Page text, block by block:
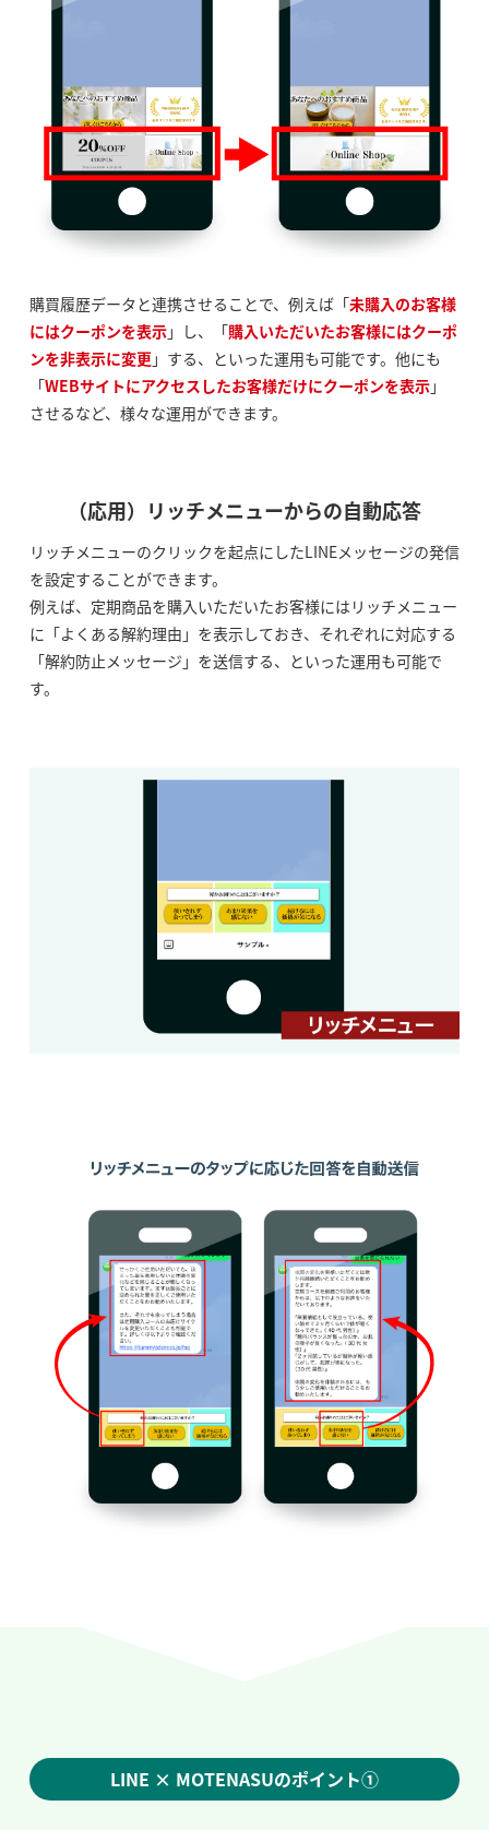
購買履歴データと連携させることで、例えば「未購入のお客様
にはクーポンを表示」し、「購入いただいたお客様にはクーポ
ンを非表示に変更」する、といった運用も可能です。他にも
「WEBサイトにアクセスしたお客様だけにクーポンを表示」
させるなど、様々な運用ができます。
（応用）リッチメニューからの自動応答
リッチメニューのクリックを起点にしたLINEメッセージの発信
を設定することができます。
例えば、定期商品を購入いただいたお客様にはリッチメニュー
に「よくある解約理由」を表示しておき、それぞれに対応する
「解約防止メッセージ」を送信する、といった運用も可能で
す。
LINE × MOTENASUのポイント①